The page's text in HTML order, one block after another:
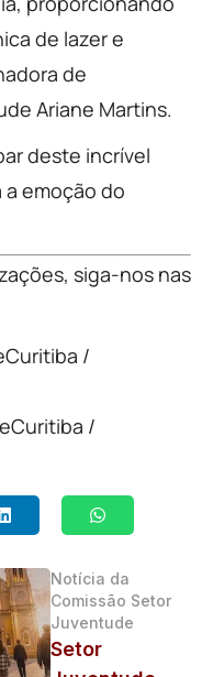
de lazer e
de
Ariane Martins.
deste incrível
emoção do
siga-nos nas
/
/
Notícia da
Comissão Setor
Juventude
Setor